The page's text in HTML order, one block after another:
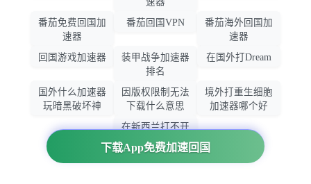
下载App免费加速回国
番茄免费回国加
速器
番茄回国VPN
番茄海外回国加
速器
回国游戏加速器
装甲战争加速器
排名
在国外打Dream
国外什么加速器
玩暗黑破坏神
因版权限制无法
下载什么意思
境外打重生细胞
加速器哪个好
在新西兰打不开
大智慧怎么办